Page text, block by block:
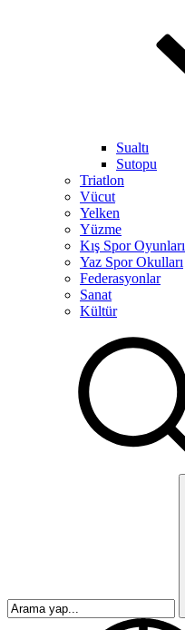
Sualtı
Sutopu
Triatlon
Vücut
Yelken
Yüzme
Kış Spor Oyunları
Yaz Spor Okulları
Federasyonlar
Sanat
Kültür